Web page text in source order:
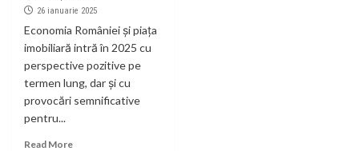
26 ianuarie 2025
Economia României și piața
imobiliară intră în 2025 cu
perspective pozitive pe
termen lung, dar și cu
provocări semnificative
pentru...
Read More